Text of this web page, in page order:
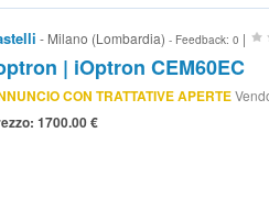
- Milano (Lombardia) - Feedback: 0 |
| iOptron CEM60EC
CON TRATTATIVE APERTE
1700.00 €